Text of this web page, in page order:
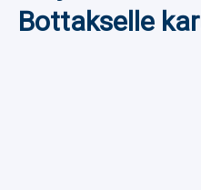
Yleisurheilu
Bottakselle